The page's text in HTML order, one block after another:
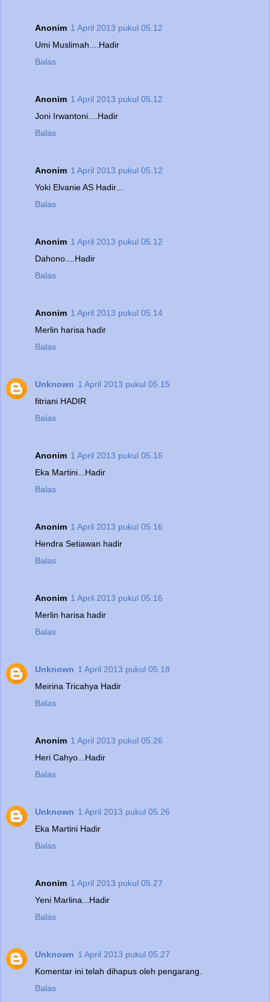
Anonim 1 April 2013 pukul 05.12
Umi Muslimah....Hadir
Balas
Anonim 1 April 2013 pukul 05.12
Joni Irwantoni....Hadir
Balas
Anonim 1 April 2013 pukul 05.12
Yoki Elvanie AS Hadir...
Balas
Anonim 1 April 2013 pukul 05.12
Dahono....Hadir
Balas
Anonim 1 April 2013 pukul 05.14
Merlin harisa hadir
Balas
Unknown 1 April 2013 pukul 05.15
fitriani HADIR
Balas
Anonim 1 April 2013 pukul 05.16
Eka Martini...Hadir
Balas
Anonim 1 April 2013 pukul 05.16
Hendra Setiawan hadir
Balas
Anonim 1 April 2013 pukul 05.16
Merlin harisa hadir
Balas
Unknown 1 April 2013 pukul 05.18
Meirina Tricahya Hadir
Balas
Anonim 1 April 2013 pukul 05.26
Heri Cahyo...Hadir
Balas
Unknown 1 April 2013 pukul 05.26
Eka Martini Hadir
Balas
Anonim 1 April 2013 pukul 05.27
Yeni Marlina...Hadir
Balas
Unknown 1 April 2013 pukul 05.27
Komentar ini telah dihapus oleh pengarang.
Balas